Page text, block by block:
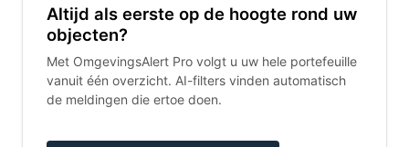
Altijd als eerste op de hoogte rond uw
objecten?
Met OmgevingsAlert Pro volgt u uw hele portefeuille
vanuit één overzicht. AI-filters vinden automatisch
de meldingen die ertoe doen.